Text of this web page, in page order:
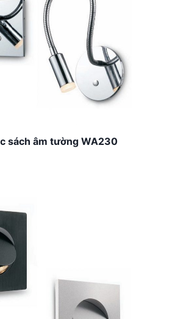
sách âm tường WA230